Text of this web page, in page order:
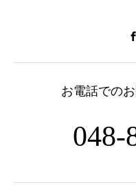
日
お電話での
048-